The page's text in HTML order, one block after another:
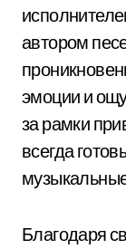
автором
эмоции и
за рамки
всегда
Благодаря